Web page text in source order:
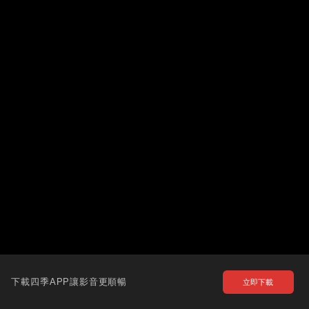
下載四季APP讓影音更順暢 立即下載